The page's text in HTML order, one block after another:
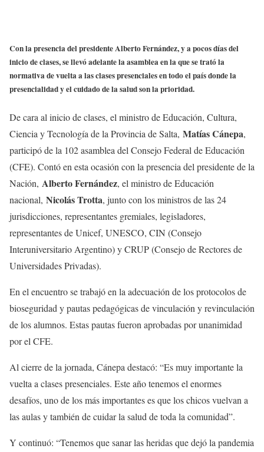
Con la presencia del presidente Alberto Fernández, y a pocos días del
inicio de clases, se llevó adelante la asamblea en la que se trató la
normativa de vuelta a las clases presenciales en todo el país donde la
presencialidad y el cuidado de la salud son la prioridad.
De cara al inicio de clases, el ministro de Educación, Cultura,
Ciencia y Tecnología de la Provincia de Salta, Matías Cánepa,
participó de la 102 asamblea del Consejo Federal de Educación
(CFE). Contó en esta ocasión con la presencia del presidente de la
Nación, Alberto Fernández, el ministro de Educación
nacional, Nicolás Trotta, junto con los ministros de las 24
jurisdicciones, representantes gremiales, legisladores,
representantes de Unicef, UNESCO, CIN (Consejo
Interuniversitario Argentino) y CRUP (Consejo de Rectores de
Universidades Privadas).
En el encuentro se trabajó en la adecuación de los protocolos de
bioseguridad y pautas pedagógicas de vinculación y revinculación
de los alumnos. Estas pautas fueron aprobadas por unanimidad
por el CFE.
Al cierre de la jornada, Cánepa destacó: “Es muy importante la
vuelta a clases presenciales. Este año tenemos el enormes
desafíos, uno de los más importantes es que los chicos vuelvan a
las aulas y también de cuidar la salud de toda la comunidad”.
Y continuó: “Tenemos que sanar las heridas que dejó la pandemia